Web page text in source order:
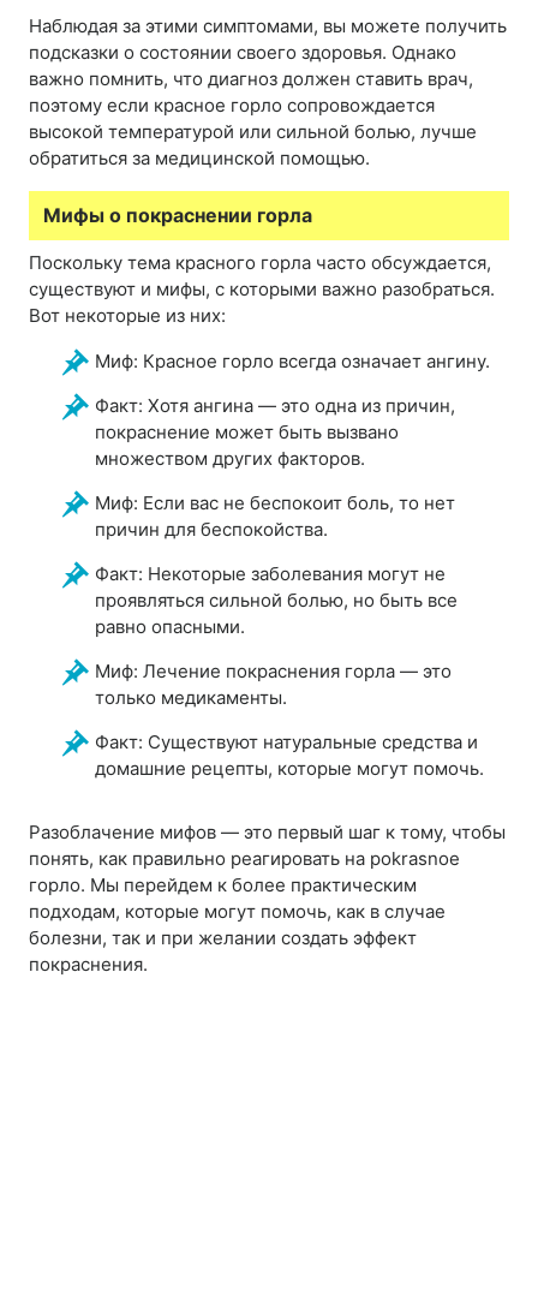
Наблюдая за этими симптомами, вы можете получить
подсказки о состоянии своего здоровья. Однако
важно помнить, что диагноз должен ставить врач,
поэтому если красное горло сопровождается
высокой температурой или сильной болью, лучше
обратиться за медицинской помощью.
Мифы о покраснении горла
Поскольку тема красного горла часто обсуждается,
существуют и мифы, с которыми важно разобраться.
Вот некоторые из них:
Миф: Красное горло всегда означает ангину.
Факт: Хотя ангина — это одна из причин,
покраснение может быть вызвано
множеством других факторов.
Миф: Если вас не беспокоит боль, то нет
причин для беспокойства.
Факт: Некоторые заболевания могут не
проявляться сильной болью, но быть все
равно опасными.
Миф: Лечение покраснения горла — это
только медикаменты.
Факт: Существуют натуральные средства и
домашние рецепты, которые могут помочь.
Разоблачение мифов — это первый шаг к тому, чтобы
понять, как правильно реагировать на pokrasnoe
горло. Мы перейдем к более практическим
подходам, которые могут помочь, как в случае
болезни, так и при желании создать эффект
покраснения.